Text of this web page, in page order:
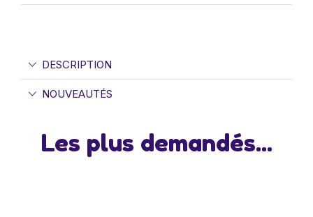
DESCRIPTION
NOUVEAUTÉS
Les plus demandés...